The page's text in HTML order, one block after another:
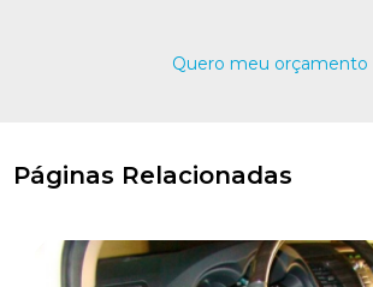
Quero meu orçamento
Páginas Relacionadas